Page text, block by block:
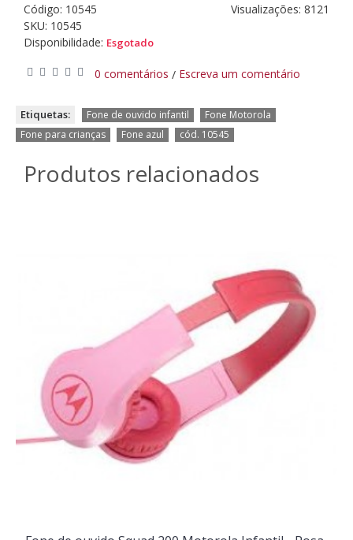
Visualizações: 8121
Código: 10545
SKU: 10545
Disponibilidade: Esgotado
0 comentários / Escreva um comentário
Etiquetas: Fone de ouvido infantil Fone Motorola
Fone para crianças Fone azul cód. 10545
Produtos relacionados